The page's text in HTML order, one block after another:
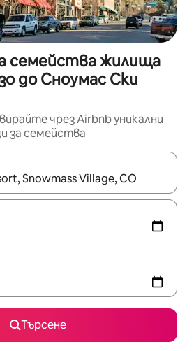
семейства жилища
до Сноумас Ски
чрез Airbnb уникални
за семейства
се покажат, използвайте
Търсене